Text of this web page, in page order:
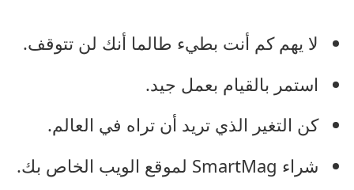
لا يهم كم أنت بطيء طالما أنك لن تتوقف.
استمر بالقيام بعمل جيد.
كن التغير الذي تريد أن تراه في العالم.
شراء SmartMag لموقع الويب الخاص بك.